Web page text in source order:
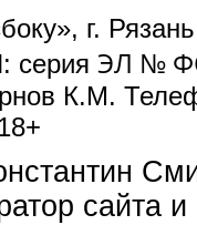
г.
серия ЭЛ №
К.М.
e-mail)
сайта